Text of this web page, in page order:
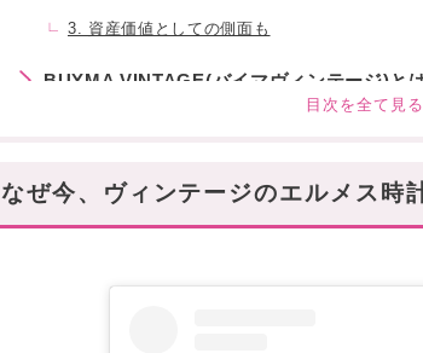
3. 資産価値としての側面も
BUYMA VINTAGE(バイマヴィンテージ)と
スポーティさとエレガンスを兼ね備えた“クリッ
なぜ今、ヴィンテージのエルメス時